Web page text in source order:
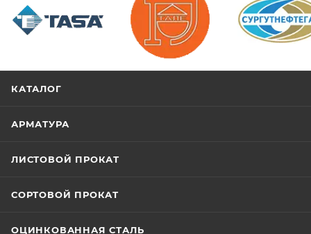
КАТАЛОГ
АРМАТУРА
ЛИСТОВОЙ ПРОКАТ
СОРТОВОЙ ПРОКАТ
ОЦИНКОВАННАЯ СТАЛЬ